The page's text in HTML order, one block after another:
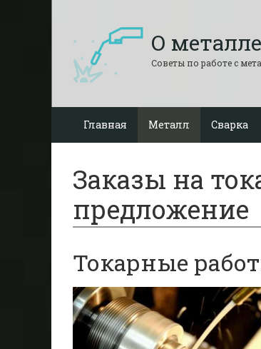
О металле
Советы по работе с
Главная Металл Сварка
Заказы на
предложение
Токарные